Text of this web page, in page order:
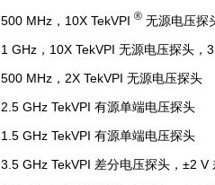
500 MHz，10X TekVPI ® 无源电压探
1 GHz，10X TekVPI 无源电压探头，
500 MHz，2X TekVPI 无源电压探头
2.5 GHz TekVPI 有源单端电压探头
1.5 GHz TekVPI 有源单端电压探头
3.5 GHz TekVPI 差分电压探头，±2 V